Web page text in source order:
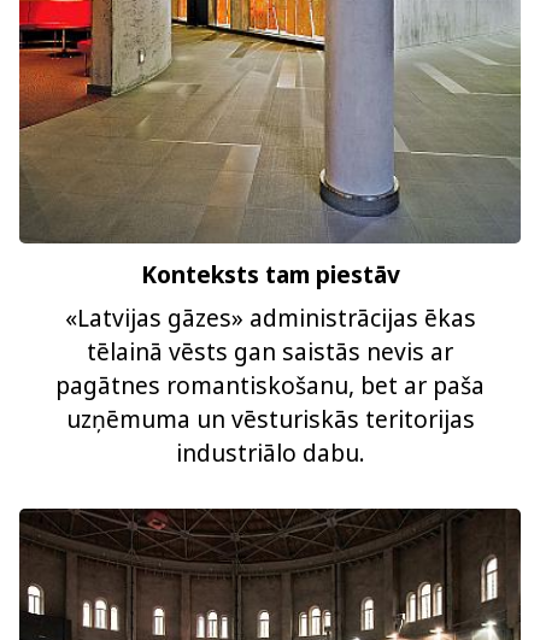
Konteksts tam piestāv
«Latvijas gāzes» administrācijas ēkas
tēlainā vēsts gan saistās nevis ar
pagātnes romantiskošanu, bet ar paša
uzņēmuma un vēsturiskās teritorijas
industriālo dabu.